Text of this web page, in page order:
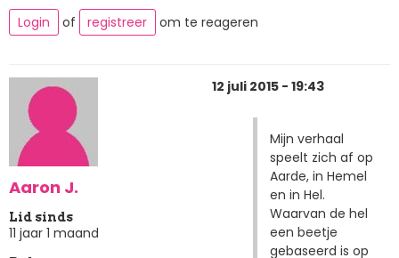
Login
of registreer om te reageren
Aaron J.
Lid sinds
11 jaar 1 maand
12 juli 2015 - 19:43
Mijn verhaal
speelt zich af op
Aarde, in Hemel
en in Hel.
Waarvan de hel
een beetje
gebaseerd is op